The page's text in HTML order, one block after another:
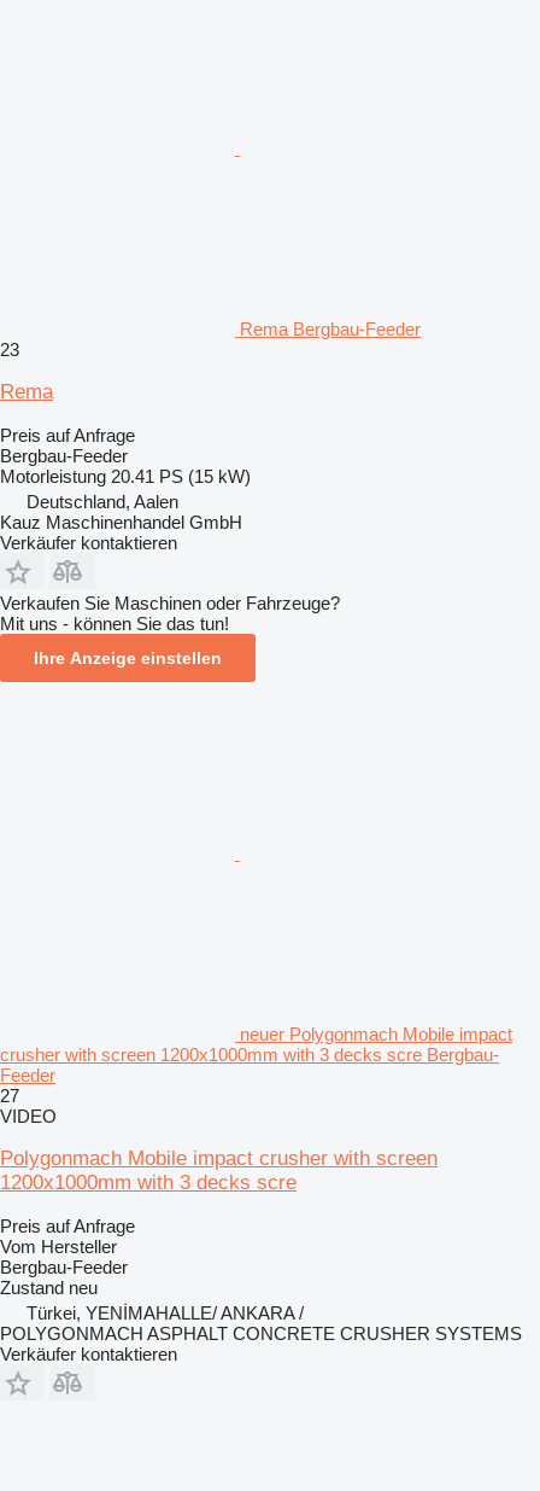
Rema Bergbau-Feeder
23
Rema
Preis auf Anfrage
Bergbau-Feeder
Motorleistung 20.41 PS (15 kW)
Deutschland, Aalen
Kauz Maschinenhandel GmbH
Verkäufer kontaktieren
Verkaufen Sie Maschinen oder Fahrzeuge?
Mit uns - können Sie das tun!
Ihre Anzeige einstellen
neuer Polygonmach Mobile impact
crusher with screen 1200x1000mm with 3 decks scre Bergbau-
Feeder
27
VIDEO
Polygonmach Mobile impact crusher with screen
1200x1000mm with 3 decks scre
Preis auf Anfrage
Vom Hersteller
Bergbau-Feeder
Zustand neu
Türkei, YENİMAHALLE/ ANKARA /
POLYGONMACH ASPHALT CONCRETE CRUSHER SYSTEMS
Verkäufer kontaktieren